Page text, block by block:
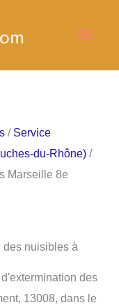
/ Service
du-Rhône) /
Marseille 8e
des nuisibles à
des
13008, dans le